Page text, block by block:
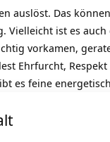
auslöst. Das
Vielleicht ist es
vorkamen,
Ehrfurcht,
es feine